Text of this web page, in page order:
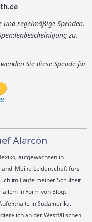
regelmäßige Spenden.
zu.
Sie diese Spende für
Alarcón
aufgewachsen in
Meine Leidenschaft fürs
im Laufe meiner Schulzeit
in Form von Blogs
in Südamerika.
ich an der Westfälischen